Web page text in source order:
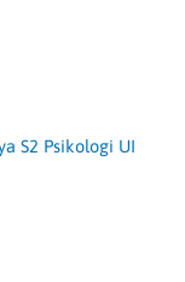
S2 Psikologi UI